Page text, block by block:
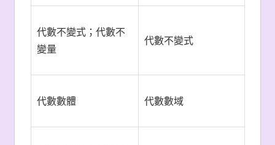
代數不變式；代數不
變量
代數不變式
代數數體 代數數域